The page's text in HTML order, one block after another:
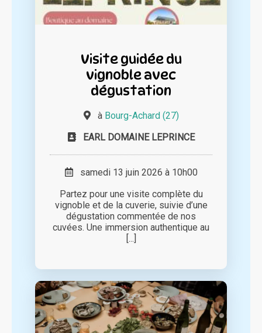
Visite guidée du
vignoble avec
dégustation
à Bourg-Achard (27)
EARL DOMAINE LEPRINCE
samedi 13 juin 2026 à 10h00
Partez pour une visite complète du
vignoble et de la cuverie, suivie d’une
dégustation commentée de nos
cuvées. Une immersion authentique au
[...]